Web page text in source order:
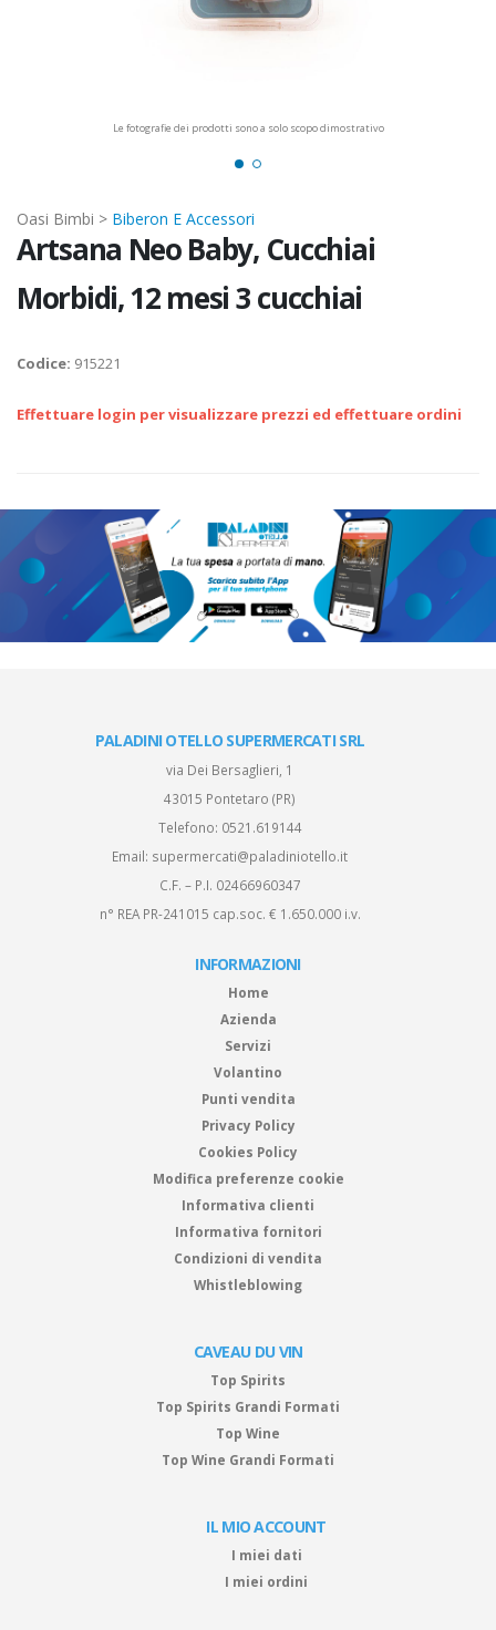
Le fotografie dei prodotti sono a solo scopo dimostrativo
Oasi Bimbi > Biberon E Accessori
Artsana Neo Baby, Cucchiai
Morbidi, 12 mesi 3 cucchiai
Codice: 915221
Effettuare login per visualizzare prezzi ed effettuare ordini
PALADINI OTELLO SUPERMERCATI SRL
via Dei Bersaglieri, 1
43015 Pontetaro (PR)
Telefono: 0521.619144
Email: supermercati@paladiniotello.it
C.F. – P.I. 02466960347
n° REA PR-241015 cap.soc. € 1.650.000 i.v.
INFORMAZIONI
Home
Azienda
Servizi
Volantino
Punti vendita
Privacy Policy
Cookies Policy
Modifica preferenze cookie
Informativa clienti
Informativa fornitori
Condizioni di vendita
Whistleblowing
CAVEAU DU VIN
Top Spirits
Top Spirits Grandi Formati
Top Wine
Top Wine Grandi Formati
IL MIO ACCOUNT
I miei dati
I miei ordini